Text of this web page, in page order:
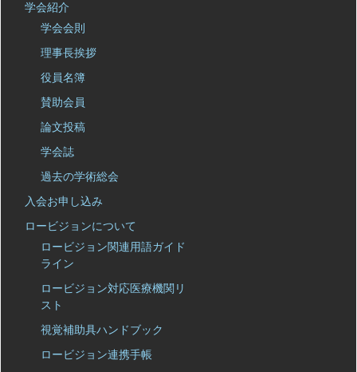
学会紹介
学会会則
理事長挨拶
役員名簿
賛助会員
論文投稿
学会誌
過去の学術総会
入会お申し込み
ロービジョンについて
ロービジョン関連用語ガイド
ライン
ロービジョン対応医療機関リ
スト
視覚補助具ハンドブック
ロービジョン連携手帳